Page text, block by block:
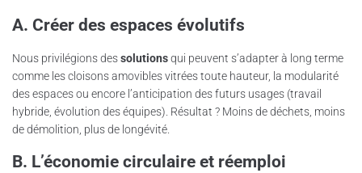
A. Créer des espaces évolutifs
Nous privilégions dessolutionsqui peuvent s’adapter à long terme
comme les cloisons amovibles vitrées toute hauteur, la modularité
des espaces ou encore l’anticipation des futurs usages (travail
hybride, évolution des équipes). Résultat ? Moins de déchets, moins
de démolition, plus de longévité.
B. L’économie circulaire et réemploi